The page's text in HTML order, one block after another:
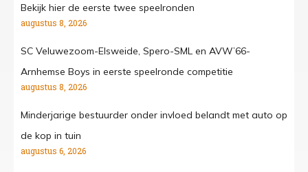
Bekijk hier de eerste twee speelronden
augustus 8, 2026
SC Veluwezoom-Elsweide, Spero-SML en AVW’66-
Arnhemse Boys in eerste speelronde competitie
augustus 8, 2026
Minderjarige bestuurder onder invloed belandt met auto op
de kop in tuin
augustus 6, 2026